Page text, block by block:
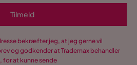
Tilmeld
bekræfter jeg, at jeg gerne vil
og godkender at Trademax behandler
for at kunne sende